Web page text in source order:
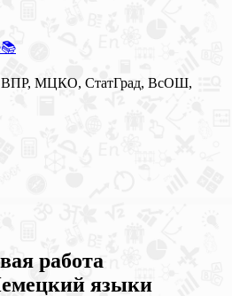
ВПР, МЦКО, СтатГрад, ВсОШ,
работа
языки